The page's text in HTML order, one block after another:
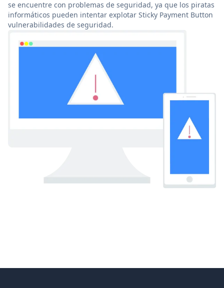
se encuentre con problemas de seguridad, ya que los piratas
informáticos pueden intentar explotar Sticky Payment Button
vulnerabilidades de seguridad.